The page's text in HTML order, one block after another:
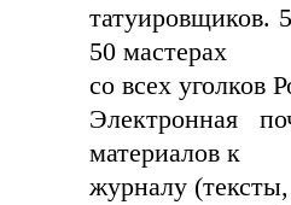
татуировщиков.
50 мастерах
со всех
Электронная
материалов к
журналу